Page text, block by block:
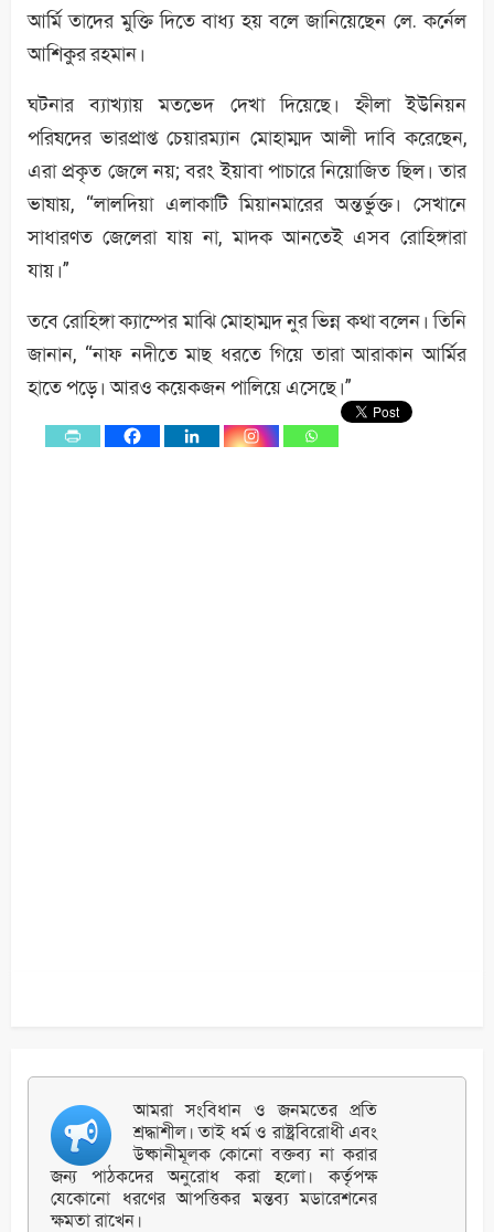
আর্মি তাদের মুক্তি দিতে বাধ্য হয় বলে জানিয়েছেন লে. কর্নেল
আশিকুর রহমান।
ঘটনার ব্যাখ্যায় মতভেদ দেখা দিয়েছে। হ্নীলা ইউনিয়ন
পরিষদের ভারপ্রাপ্ত চেয়ারম্যান মোহাম্মদ আলী দাবি করেছেন,
এরা প্রকৃত জেলে নয়; বরং ইয়াবা পাচারে নিয়োজিত ছিল। তার
ভাষায়, “লালদিয়া এলাকাটি মিয়ানমারের অন্তর্ভুক্ত। সেখানে
সাধারণত জেলেরা যায় না, মাদক আনতেই এসব রোহিঙ্গারা
যায়।”
তবে রোহিঙ্গা ক্যাম্পের মাঝি মোহাম্মদ নুর ভিন্ন কথা বলেন। তিনি
জানান, “নাফ নদীতে মাছ ধরতে গিয়ে তারা আরাকান আর্মির
হাতে পড়ে। আরও কয়েকজন পালিয়ে এসেছে।”
আমরা সংবিধান ও জনমতের প্রতি
শ্রদ্ধাশীল। তাই ধর্ম ও রাষ্ট্রবিরোধী এবং
উষ্কানীমূলক কোনো বক্তব্য না করার
জন্য পাঠকদের অনুরোধ করা হলো। কর্তৃপক্ষ
যেকোনো ধরণের আপত্তিকর মন্তব্য মডারেশনের
ক্ষমতা রাখেন।